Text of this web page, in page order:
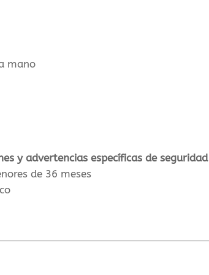
mano
y advertencias específicas de seguridad
de 36 meses